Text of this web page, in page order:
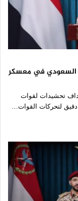
السعودي في معسكر
تحشيدات لقوات
لتحركات القوات…